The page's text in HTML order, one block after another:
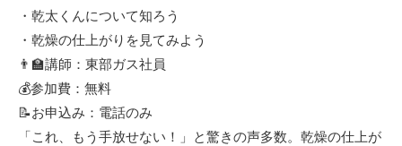
・乾太くんについて知ろう
・乾燥の仕上がりを見てみよう
👨‍🏫講師：東部ガス社員
💰参加費：無料
📝お申込み：電話のみ
「これ、もう手放せない！」と驚きの声多数。乾燥の仕上が